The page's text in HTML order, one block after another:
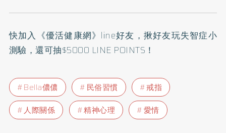
快加入 《優活健康網》line好友 ，揪好友玩失智症小
測驗，還可抽$5000 LINE POINTS！
Bella儂儂 民俗習慣
戒指
人際關係
精神心理 愛情